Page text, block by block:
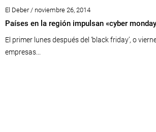
El Deber / noviembre 26, 2014
Países en la región impulsan «cyber
El primer lunes después del ‘black friday’, o
empresas...